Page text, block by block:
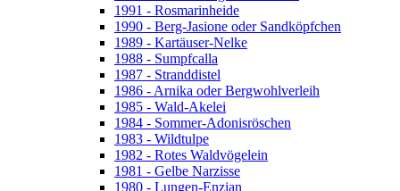
1991 - Rosmarinheide
1990 - Berg-Jasione oder Sandköpfchen
1989 - Kartäuser-Nelke
1988 - Sumpfcalla
1987 - Stranddistel
1986 - Arnika oder Bergwohlverleih
1985 - Wald-Akelei
1984 - Sommer-Adonisröschen
1983 - Wildtulpe
1982 - Rotes Waldvögelein
1981 - Gelbe Narzisse
1980 - Lungen-Enzian